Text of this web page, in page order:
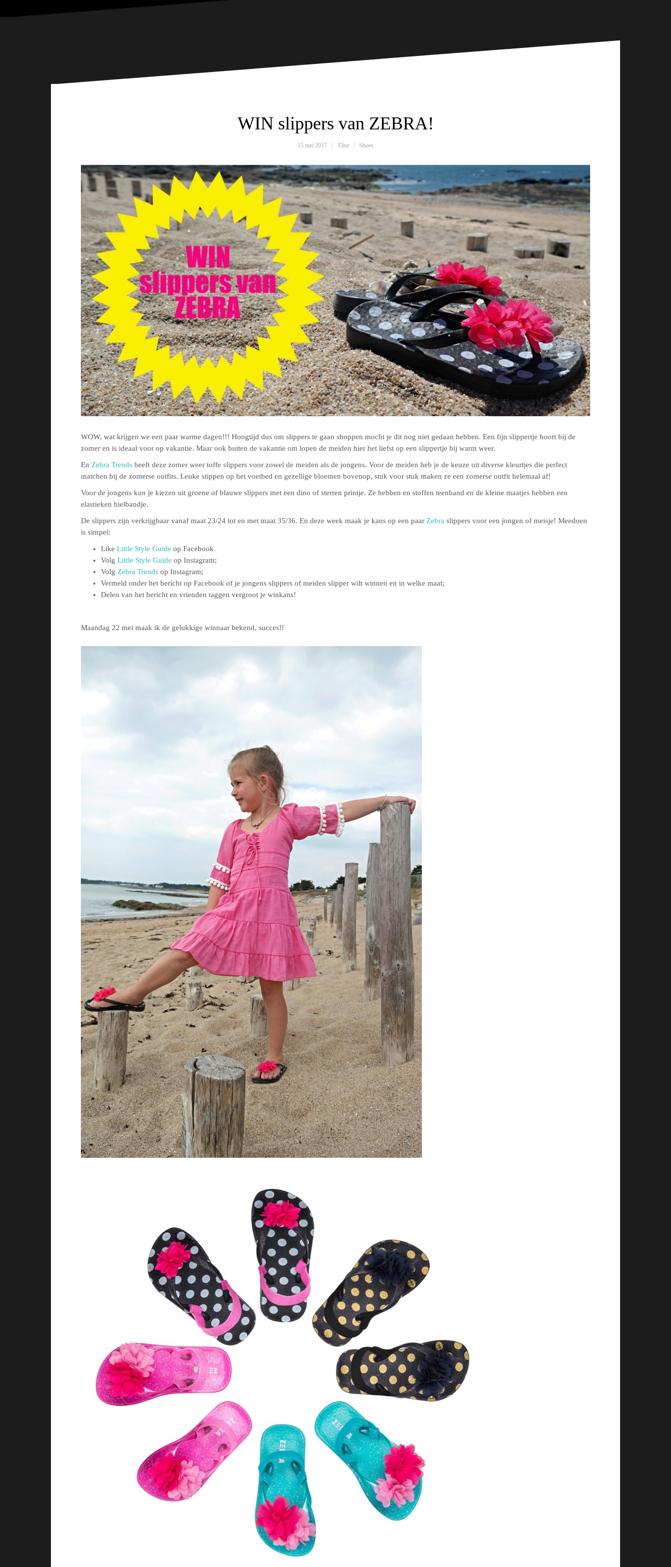
WIN slippers van ZEBRA!
15 mei 2017 Elise Shoes
WOW, wat krijgen we een paar warme dagen!!! Hoogtijd dus om slippers te gaan shoppen mocht je dit nog niet gedaan hebben. Een fijn slippertje hoort bij de
zomer en is ideaal voor op vakantie. Maar ook buiten de vakantie om lopen de meiden hier het liefst op een slippertje bij warm weer.
En Zebra Trends heeft deze zomer weer toffe slippers voor zowel de meiden als de jongens. Voor de meiden heb je de keuze uit diverse kleurtjes die perfect
matchen bij de zomerse outfits. Leuke stippen op het voetbed en gezellige bloemen bovenop, stuk voor stuk maken ze een zomerse outfit helemaal af!
Voor de jongens kun je kiezen uit groene of blauwe slippers met een dino of sterren printje. Ze hebben en stoffen teenband en de kleine maatjes hebben een
elastieken hielbandje.
De slippers zijn verkrijgbaar vanaf maat 23/24 tot en met maat 35/36. En deze week maak je kans op een paar Zebra slippers voor een jongen of meisje! Meedoen
is simpel:
Like Little Style Guide op Facebook
Volg Little Style Guide op Instagram;
Volg Zebra Trends op Instagram;
Vermeld onder het bericht op Facebook of je jongens slippers of meiden slipper wilt winnen en in welke maat;
Delen van het bericht en vrienden taggen vergroot je winkans!
Maandag 22 mei maak ik de gelukkige winnaar bekend, succes!!